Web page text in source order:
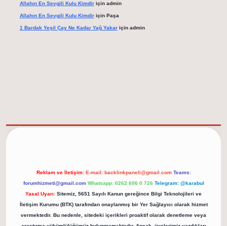
Allahın En Sevgili Kulu Kimdiriçin admin
Allahın En Sevgili Kulu Kimdiriçin Paşa
1 Bardak Yeşil Çay Ne Kadar Yağ Yakariçin admin
Reklam ve İletişim: E-mail: backlinkpaneli@gmail.com Teams:
forumhizmeti@gmail.com Whatsapp: 0262 606 0 726 Telegram: @karabul
Yasal Uyarı: Sitemiz, 5651 Sayılı Kanun gereğince Bilgi Teknolojileri ve
İletişim Kurumu (BTK) tarafından onaylanmış bir Yer Sağlayıcı olarak hizmet
vermektedir. Bu nedenle, sitedeki içerikleri proaktif olarak denetleme veya